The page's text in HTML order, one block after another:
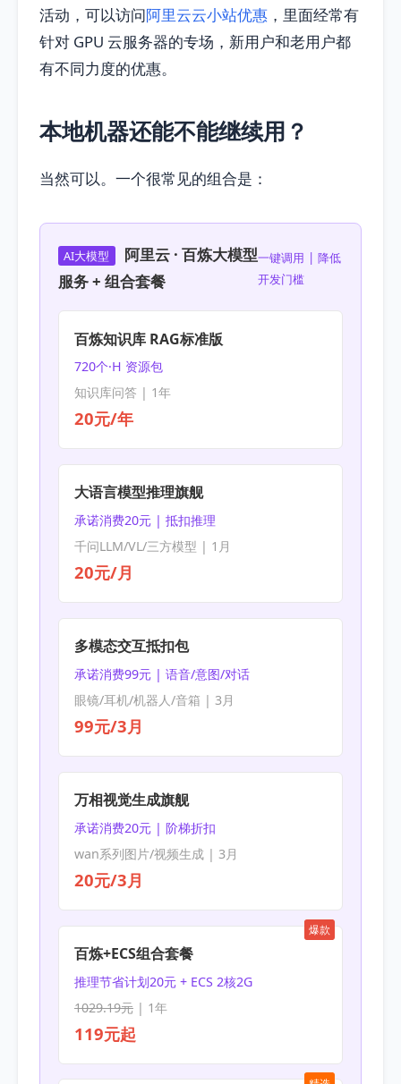
活动，可以访问阿里云云小站优惠 ，里面经常有
针对 GPU 云服务器的专场，新用户和老用户都
有不同力度的优惠。
本地机器还能不能继续用？
当然可以。一个很常见的组合是：
AI大模型
阿里云 · 百炼大模型
服务 + 组合套餐
一键调用 | 降低
开发门槛
百炼知识库 RAG标准版
720个·H 资源包
知识库问答 | 1年
20元/年
大语言模型推理旗舰
承诺消费20元 | 抵扣推理
千问LLM/VL/三方模型 | 1月
20元/月
多模态交互抵扣包
承诺消费99元 | 语音/意图/对话
眼镜/耳机/机器人/音箱 | 3月
99元/3月
万相视觉生成旗舰
承诺消费20元 | 阶梯折扣
wan系列图片/视频生成 | 3月
20元/3月
爆款
百炼+ECS组合套餐
推理节省计划20元 + ECS 2核2G
1029.19元| 1年
119元起